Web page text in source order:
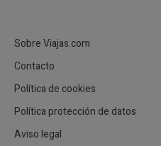
Sobre Viajas.com
Contacto
Política de cookies
Política protección de datos
Aviso legal